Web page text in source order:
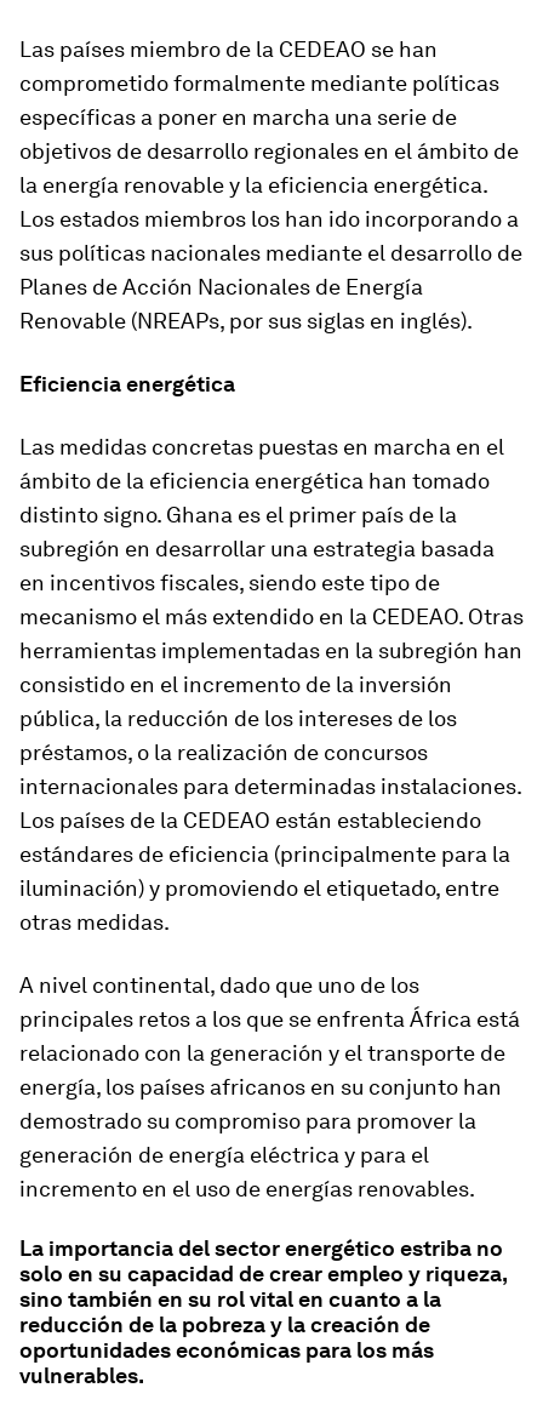
Las países miembro de la CEDEAO se han
comprometido formalmente mediante políticas
específicas a poner en marcha una serie de
objetivos de desarrollo regionales en el ámbito de
la energía renovable y la eficiencia energética.
Los estados miembros los han ido incorporando a
sus políticas nacionales mediante el desarrollo de
Planes de Acción Nacionales de Energía
Renovable (NREAPs, por sus siglas en inglés).
Eficiencia energética
Las medidas concretas puestas en marcha en el
ámbito de la eficiencia energética han tomado
distinto signo. Ghana es el primer país de la
subregión en desarrollar una estrategia basada
en incentivos fiscales, siendo este tipo de
mecanismo el más extendido en la CEDEAO. Otras
herramientas implementadas en la subregión han
consistido en el incremento de la inversión
pública, la reducción de los intereses de los
préstamos, o la realización de concursos
internacionales para determinadas instalaciones.
Los países de la CEDEAO están estableciendo
estándares de eficiencia (principalmente para la
iluminación) y promoviendo el etiquetado, entre
otras medidas.
A nivel continental, dado que uno de los
principales retos a los que se enfrenta África está
relacionado con la generación y el transporte de
energía, los países africanos en su conjunto han
demostrado su compromiso para promover la
generación de energía eléctrica y para el
incremento en el uso de energías renovables.
La importancia del sector energético estriba no
solo en su capacidad de crear empleo y riqueza,
sino también en su rol vital en cuanto a la
reducción de la pobreza y la creación de
oportunidades económicas para los más
vulnerables.